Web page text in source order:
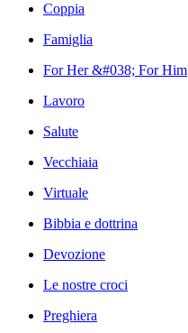
Coppia
Famiglia
For Her &#038; For Him
Lavoro
Salute
Vecchiaia
Virtuale
Bibbia e dottrina
Devozione
Le nostre croci
Preghiera